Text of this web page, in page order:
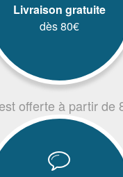
Livraison gratuite
dès 80€
offerte à partir de